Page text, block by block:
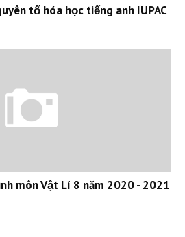
tố hóa học tiếng anh IUPAC
môn Vật Lí 8 năm 2020 - 2021